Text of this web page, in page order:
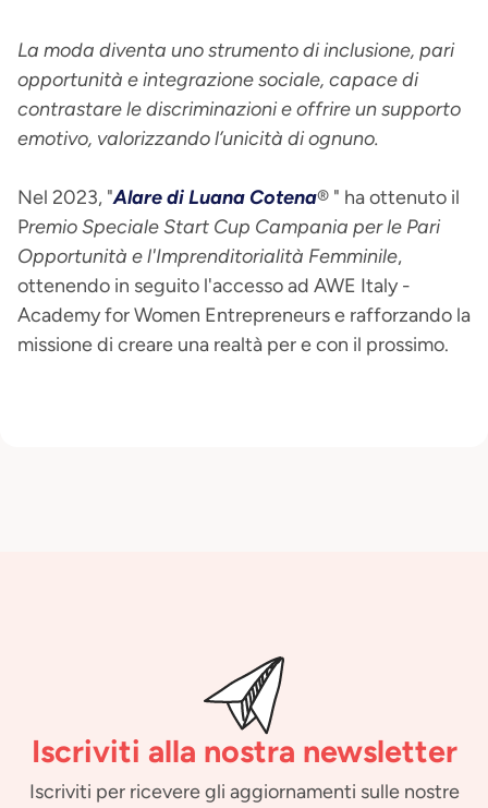
La moda diventa uno strumento di inclusione, pari
opportunità e integrazione sociale, capace di
contrastare le discriminazioni e offrire un supporto
emotivo, valorizzando l’unicità di ognuno.
Nel 2023, "Alare di Luana Cotena® " ha ottenuto il
Premio Speciale Start Cup Campania per le Pari
Opportunità e l'Imprenditorialità Femminile,
ottenendo in seguito l'accesso ad AWE Italy -
Academy for Women Entrepreneurs e rafforzando la
missione di creare una realtà per e con il prossimo.
Iscriviti alla nostra newsletter
Iscriviti per ricevere gli aggiornamenti sulle nostre